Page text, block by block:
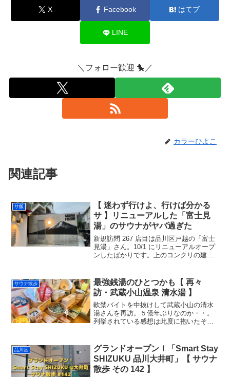
X Facebook はてブ
LINE
＼フォロー歓迎 🐤／
カラーひよこ
関連記事
サ飯
【 迷わず行けよ、行けば分かる
サ 】リニューアルした「富士見
湯」のサウナがヤバ過ぎた
新規訪問 267 店目は品川区戸越の「富士
見湯」さん。10/1 にリニューアルオープ
ンしたばかりです。上のコンクリの建
サウナがヤバかった。。昭和 27 年創業と
あったの...
サウナ散歩
最強銭湯のひとつかも【 再々
訪・武蔵小山温泉 清水湯 】
軟禁バイトを中抜けして武蔵小山の清水
湯さんを再訪。５億年ぶりなのか・・。
列挙されている感想は此度に抱いたそれ
は、３つのジェットのどれもが良かっ
た。横に二基並んだのと、縦に...
品川区
グランドオープン！「Smart Stay
SHIZUKU 品川大井町」【 サウナ
散歩 その 142 】